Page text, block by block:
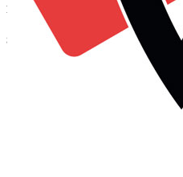
Panier
Suivez-nous sur Facebook